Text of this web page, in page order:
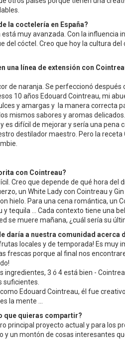
la coctelería en España?
está muy avanzada. Con la
del cóctel. Creo que hoy la cultura
una línea de extensión con
de naranja. Se perfeccionó después
10 años Edouard Cointreau, mi
y amargas y la manera correcta
mismos sabores y aromas
es difícil de mejorar y sería una pena
destilador maestro. Pero la
con Cointreau?
Creo que depende de qué hora
un White Lady con Cointreau y
hielo. Para una cena romántica, un
y tequila ... Cada contexto tiene una
se muere mañana, ¿cuál sería su
daría a nuestra comunidad acerca
locales y de temporada! Es muy
frescas porque al final nos
ingredientes, 3 ó 4 está bien -
suficientes.
Edouard Cointreau, él fue
la mente ...
que quieras compartir?
principal proyecto actual y para los
y un montón de cosas interesantes